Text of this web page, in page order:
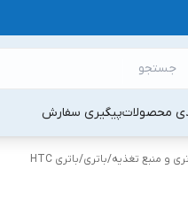
محصولاتپیگیری سفارش
و منبع تغذیه/باتری/باتری HTC